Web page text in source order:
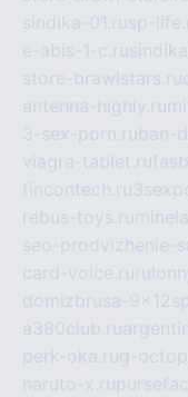
sindika-01.rusp-
e-abis-1-c.ru
store-brawlstars.ru
antenna-highly.ru
3-sex-porn.ruban-
viagra-tablet.ru
fincontech.ru
rebus-toys.ru
seo-prodvizhenie-
card-voice.ru
domizbrusa-
a380club.ru
perk-oka.rug-
naruto-x.ru